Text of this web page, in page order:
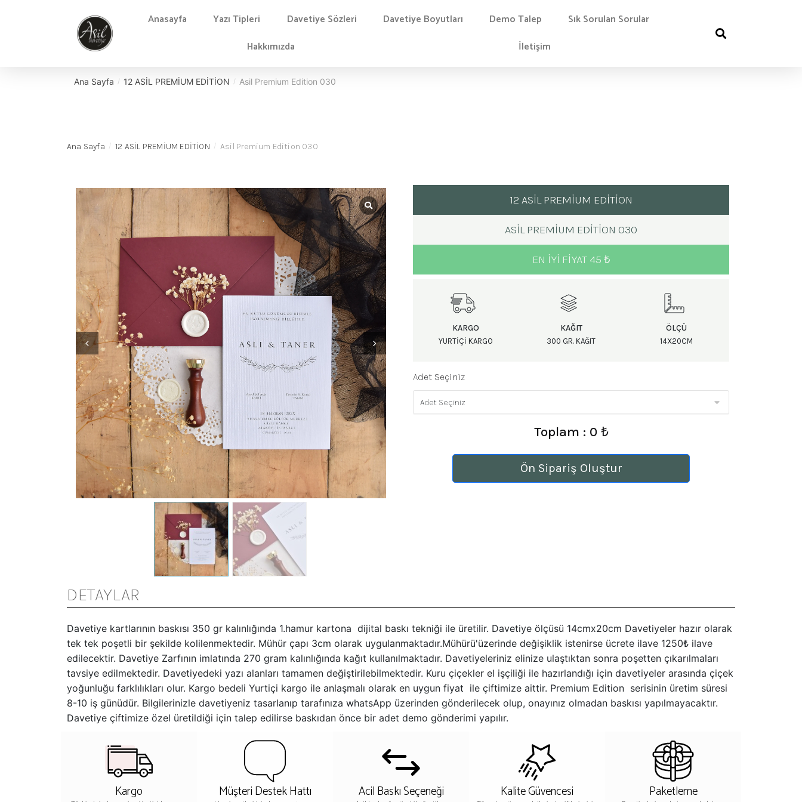
Anasayfa Yazı Tipleri Davetiye Sözleri Davetiye Boyutları Demo Talep
Sık Sorulan Sorular
Hakkımızda
İletişim
Ana Sayfa / 12 ASİL PREMİUM EDİTİON / Asil Premium Edition 030
Ana Sayfa / 12 ASİL PREMİUM EDİTİON / Asil Premium Edition 030
12 ASİL PREMİUM EDİTİON
ASIL PREMIUM EDITION 030
EN IYI FIYAT 45 ₺
KARGO
YURTIÇI KARGO
KAĞIT
300 GR. KAĞIT
ÖLÇÜ
14X20CM
Adet Seçiniz
Toplam : 0 ₺
Ön Sipariş Oluştur
DETAYLAR
Davetiye kartlarının baskısı 350 gr kalınlığında 1.hamur kartona dijital baskı tekniği ile üretilir. Davetiye ölçüsü 14cmx20cm Davetiyeler hazır olarak
tek tek poşetli bir şekilde kolilenmektedir. Mühür çapı 3cm olarak uygulanmaktadır.Mühürü'üzerinde değişiklik istenirse ücrete ilave 1250₺ ilave
edilecektir. Davetiye Zarfının imlatında 270 gram kalınlığında kağıt kullanılmaktadır. Davetiyeleriniz elinize ulaştıktan sonra poşetten çıkarılmaları
tavsiye edilmektedir. Davetiyedeki yazı alanları tamamen değiştirilebilmektedir. Kuru çiçekler el işçiliği ile hazırlandığı için davetiyeler arasında çiçek
yoğunluğu farklılıkları olur. Kargo bedeli Yurtiçi kargo ile anlaşmalı olarak en uygun fiyat ile çiftimize aittir. Premium Edition serisinin üretim süresi
8-10 iş günüdür. Bilgilerinizle davetiyeniz tasarlanıp tarafınıza whatsApp üzerinden gönderilecek olup, onayınız olmadan baskısı yapılmayacaktır.
Davetiye çiftimize özel üretildiği için talep edilirse baskıdan önce bir adet demo gönderimi yapılır.
Kargo Müşteri Destek Hattı Acil Baskı Seçeneği Kalite Güvencesi Paketleme